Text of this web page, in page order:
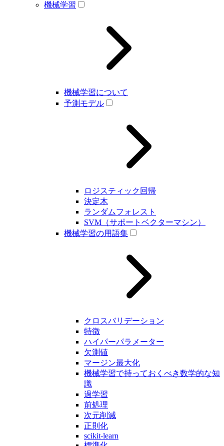
機械学習
機械学習について
予測モデル
ロジスティック回帰
決定木
ランダムフォレスト
SVM（サポートベクターマシン）
機械学習の用語集
クロスバリデーション
特徴
ハイパーパラメーター
欠測値
マージン最大化
機械学習で持っておくべき数学的な知
識
過学習
前処理
次元削減
正則化
scikit-learn